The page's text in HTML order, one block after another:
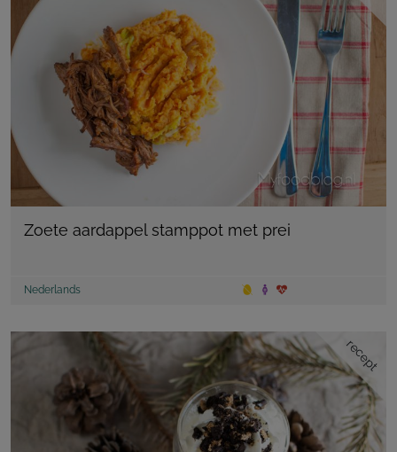
Zoete aardappel stamppot met prei
Nederlands
recept